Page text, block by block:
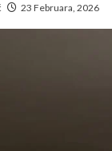
23 Februara, 2026